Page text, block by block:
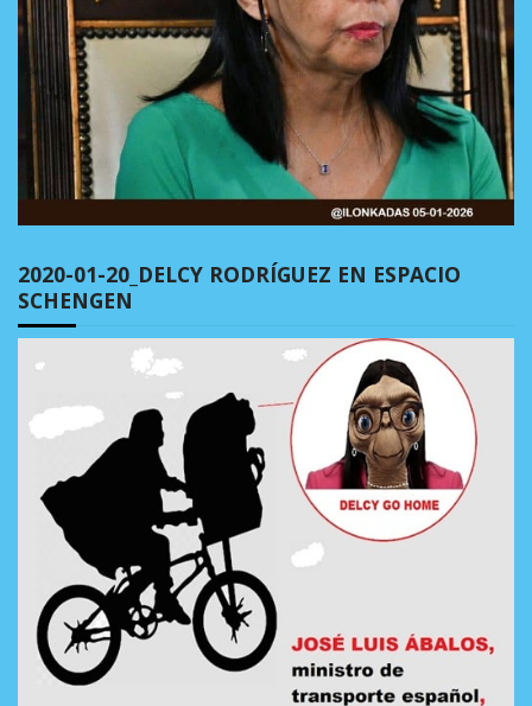
2020-01-20_DELCY RODRÍGUEZ EN ESPACIO
SCHENGEN